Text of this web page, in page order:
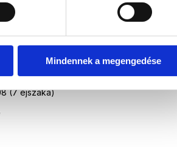
Mindennek a megengedése
Sahl Hasheesh
(7 éjszaka)